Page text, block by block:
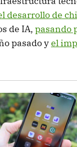
desarrollo de
de IA, pasando
pasado yel